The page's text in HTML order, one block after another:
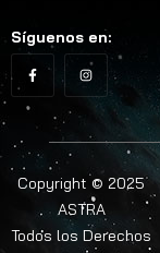
Síguenos en:
Copyright © 2025
ASTRA
Todos los Derechos